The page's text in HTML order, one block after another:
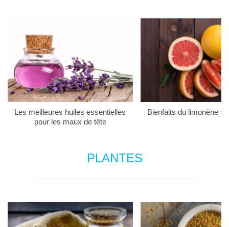
Les meilleures huiles essentielles
pour les maux de tête
Bienfaits du limonène
PLANTES